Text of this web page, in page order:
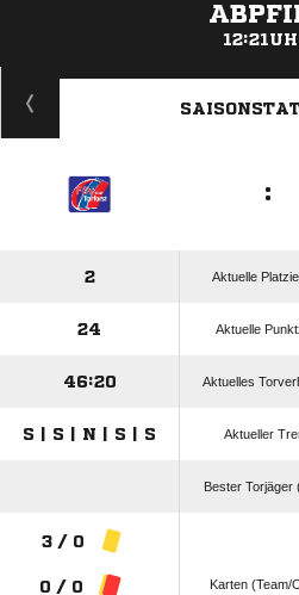
ANZEIGE
:
2 Aktuelle
24 Aktuelle
46:20 Aktuelles
S | S | N | S | S Aktueller
Bester Torjäger
3 / 0
0 / 0 Karten (Team/